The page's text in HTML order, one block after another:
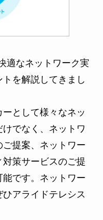
適なネットワーク実
を解説してきまし
として様々なネッ
けでなく、ネットワ
提案、ネットワー
策サービスのご提
です。ネットワー
アライドテレシス